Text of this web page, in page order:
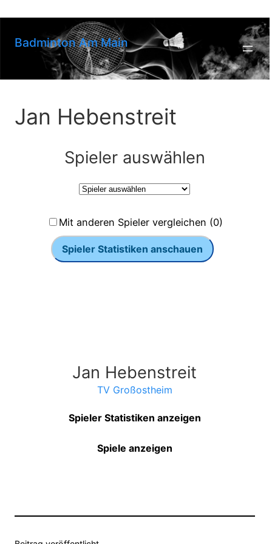
springen
Badminton Am Main
Jan Hebenstreit
Spieler auswählen
Mit anderen Spieler vergleichen (0)
Jan Hebenstreit
TV Großostheim
Spieler Statistiken anzeigen
Spiele anzeigen